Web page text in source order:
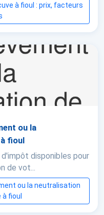
à fioul : prix, facteurs
ou la
fioul
disponibles pour
de vot...
ou la neutralisation
fioul